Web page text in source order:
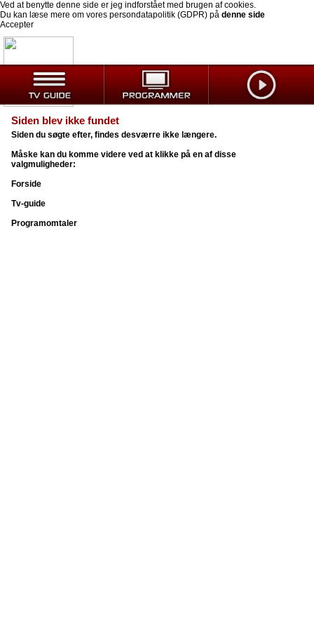
Ved at benytte denne side er jeg indforstået med brugen af cookies.
Du kan læse mere om vores persondatapolitik (GDPR) på denne side
Accepter
Siden blev ikke fundet
Siden du søgte efter, findes desværre ikke længere.
Måske kan du komme videre ved at klikke på en af disse
valgmuligheder:
Forside
Tv-guide
Programomtaler